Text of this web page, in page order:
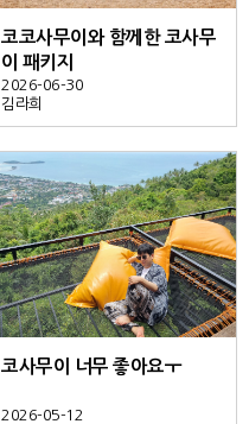
코코사무이와 함께한 코사무
이 패키지
2026-06-30
김라희
코사무이 너무 좋아요ㅜ
2026-05-12